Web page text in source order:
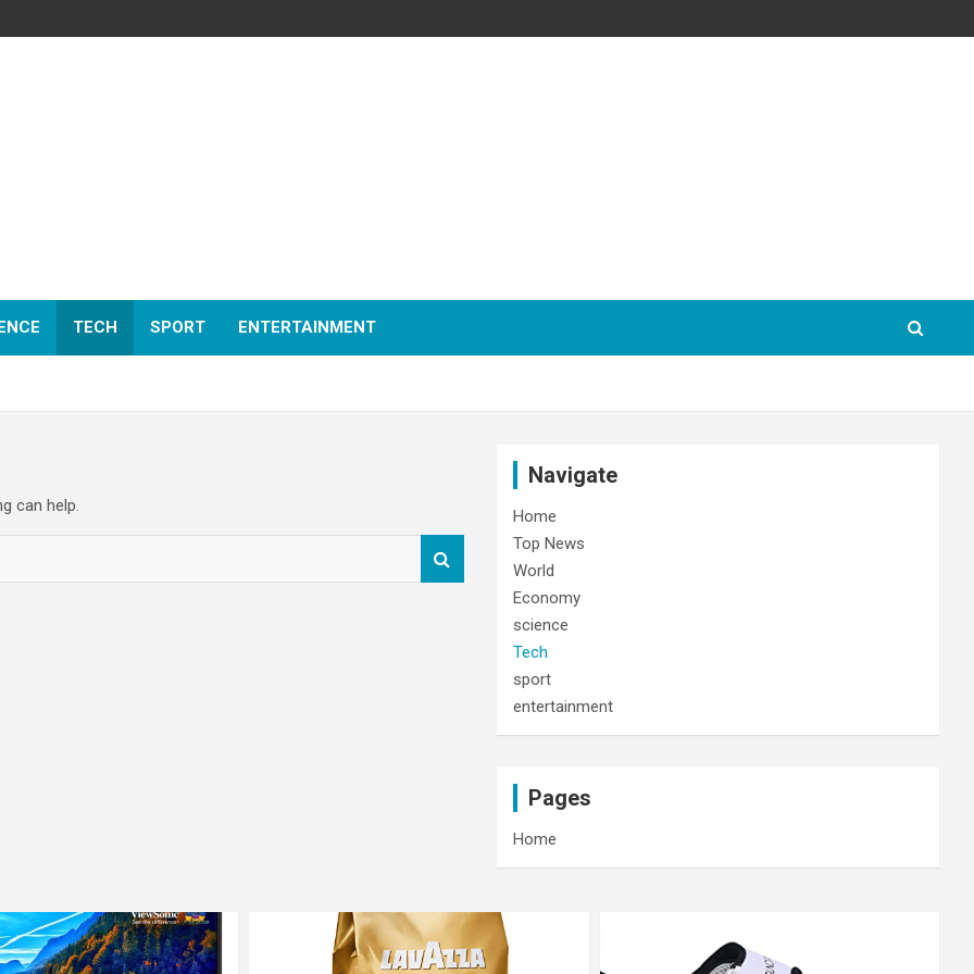
TECH SPORT ENTERTAINMENT
can help.
Navigate
Home
Top News
World
Economy
science
Tech
sport
entertainment
Pages
Home